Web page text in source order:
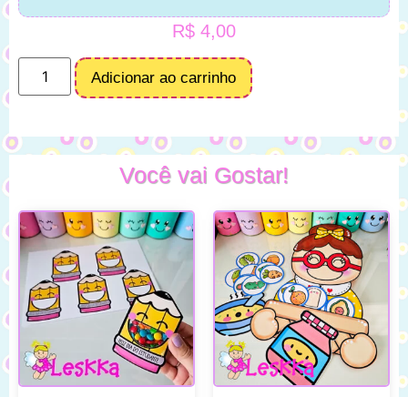
R$ 4,00
Adicionar ao carrinho
Você vai Gostar!